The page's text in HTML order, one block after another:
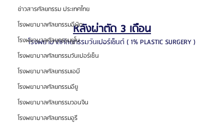
ข่าวสารศัลยกรรม ประเทศไทย
โรงพยาบาลศัลยกรรมอีพิก
โรงพยาบาลศัลยกรรมยูโน
โรงพยาบาลศัลยกรรมวันเปอร์เซ็น
โรงพยาบาลศัลยกรรมเอบี
โรงพยาบาลศัลยกรรมอียู
โรงพยาบาลศัลยกรรมวอนจิน
โรงพยาบาลศัลยกรรมอูรี
หลังผ่าตัด 3 เดือน
โรงพยาบาลศัลยกรรมวันเปอร์เซ็นต์ ( 1% PLASTIC SURGERY )